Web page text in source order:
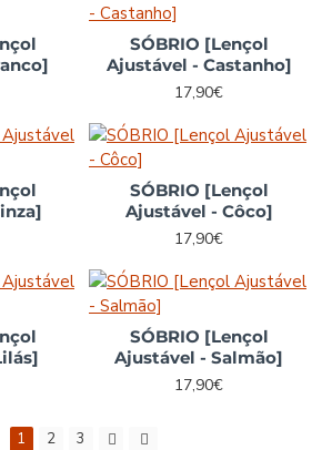
SÓBRIO [Lençol
Ajustável - Castanho]
17,90€
SÓBRIO [Lençol
Ajustável - Côco]
17,90€
SÓBRIO [Lençol
Ajustável - Salmão]
17,90€
1 2 3